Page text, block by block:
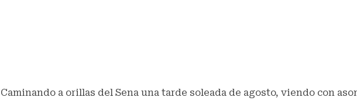
Caminando a orillas del Sena una tarde soleada de agosto, viendo con